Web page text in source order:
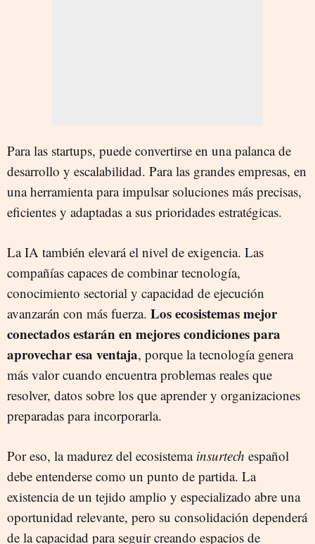
Para las startups, puede convertirse en una palanca de
desarrollo y escalabilidad. Para las grandes empresas, en
una herramienta para impulsar soluciones más precisas,
eficientes y adaptadas a sus prioridades estratégicas.
La IA también elevará el nivel de exigencia. Las
compañías capaces de combinar tecnología,
conocimiento sectorial y capacidad de ejecución
avanzarán con más fuerza. Los ecosistemas mejor
conectados estarán en mejores condiciones para
aprovechar esa ventaja, porque la tecnología genera
más valor cuando encuentra problemas reales que
resolver, datos sobre los que aprender y organizaciones
preparadas para incorporarla.
Por eso, la madurez del ecosistema insurtech español
debe entenderse como un punto de partida. La
existencia de un tejido amplio y especializado abre una
oportunidad relevante, pero su consolidación dependerá
de la capacidad para seguir creando espacios de